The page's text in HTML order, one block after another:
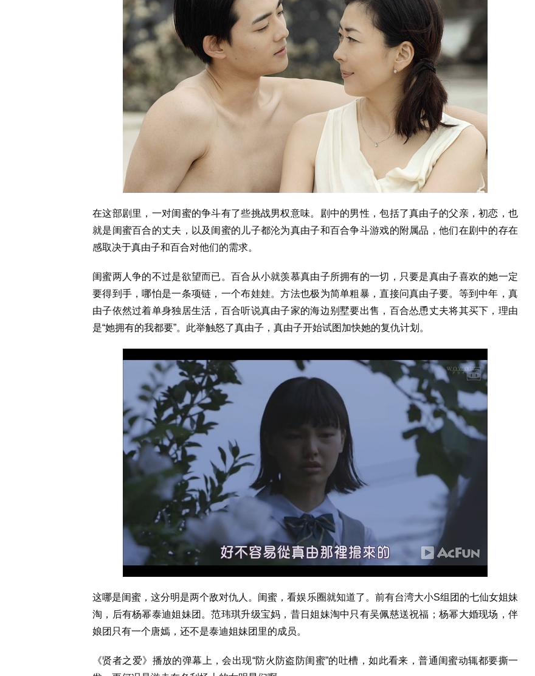
在这部剧里，一对闺蜜的争斗有了些挑战男权意味。剧中的男性，包括了真由子的父亲，初恋，也
就是闺蜜百合的丈夫，以及闺蜜的儿子都沦为真由子和百合争斗游戏的附属品，他们在剧中的存在
感取决于真由子和百合对他们的需求。
闺蜜两人争的不过是欲望而已。百合从小就羡慕真由子所拥有的一切，只要是真由子喜欢的她一定
要得到手，哪怕是一条项链，一个布娃娃。方法也极为简单粗暴，直接问真由子要。等到中年，真
由子依然过着单身独居生活，百合听说真由子家的海边别墅要出售，百合怂恿丈夫将其买下，理由
是“她拥有的我都要”。此举触怒了真由子，真由子开始试图加快她的复仇计划。
这哪是闺蜜，这分明是两个敌对仇人。闺蜜，看娱乐圈就知道了。前有台湾大小S组团的七仙女姐妹
淘，后有杨幂泰迪姐妹团。范玮琪升级宝妈，昔日姐妹淘中只有吴佩慈送祝福；杨幂大婚现场，伴
娘团只有一个唐嫣，还不是泰迪姐妹团里的成员。
《贤者之爱》播放的弹幕上，会出现“防火防盗防闺蜜”的吐槽，如此看来，普通闺蜜动辄都要撕一